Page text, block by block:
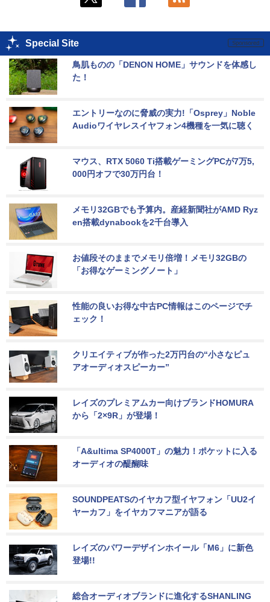
Special Site
鳥肌ものの「DENON HOME」サウンドを体感し
た！
エントリーなのに脅威の実力!「Osprey」Noble
Audioワイヤレスイヤフォン4機種を一気に聴く
マウス、RTX 5060 Ti搭載ゲーミングPCが7万5,
000円オフで30万円台！
メモリ32GBでも予算内。産経新聞社がAMD Ryz
en搭載dynabookを2千台導入
お値段そのままでメモリ倍増！メモリ32GBの
「お得なゲーミングノート」
性能の良いお得な中古PC情報はこのページでチ
ェック！
クリエイティブが作った2万円台の“小さなピュ
アオーディオスピーカー”
レイズのプレミアムカー向けブランドHOMURA
から「2×9R」が登場！
「A&ultima SP4000T」の魅力！ポケットに入る
オーディオの醍醐味
SOUNDPEATSのイヤカフ型イヤフォン「UU2イ
ヤーカフ」をイヤカフマニアが語る
レイズのパワーデザインホイール「M6」に新色
登場!!
総合オーディオブランドに進化するSHANLING